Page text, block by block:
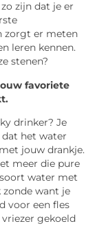
zijn dat je er
zorgt er meten
leren kennen.
stenen?
favoriete
drinker? Je
dat het water
jouw drankje.
meer die pure
water met
want je
voor een fles
gekoeld